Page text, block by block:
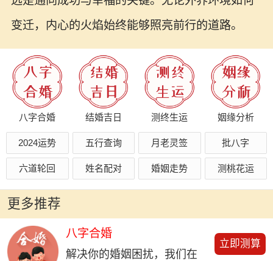
变迁，内心的火焰始终能够照亮前行的道路。
八字合婚 结婚吉日 测终生运 姻缘分析
2024运势 五行查询 月老灵签 批八字
六道轮回 姓名配对 婚姻走势 测桃花运
更多推荐
八字合婚
解决你的婚姻困扰，我们在
立即测算